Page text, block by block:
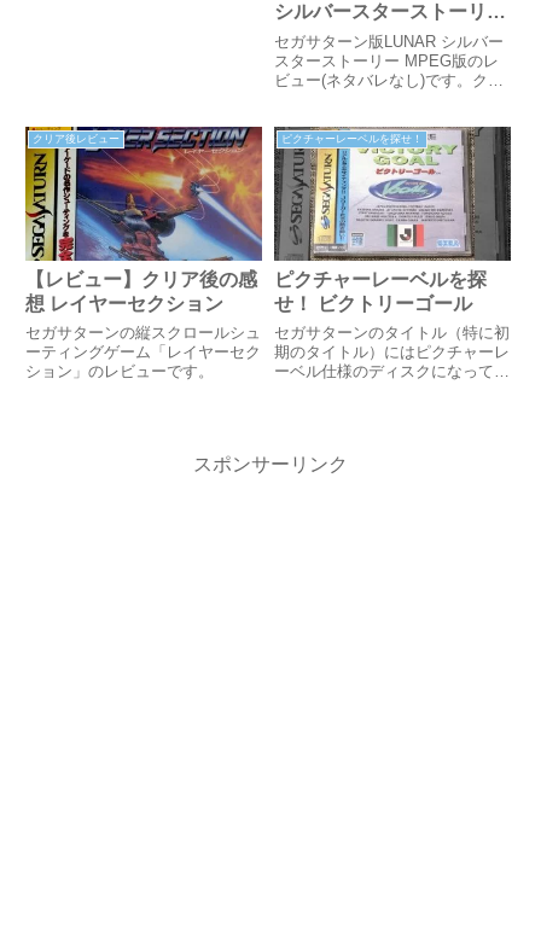
シルバースターストーリー
MPEG版
セガサターン版LUNAR シルバー
スターストーリー MPEG版のレ
ビュー(ネタバレなし)です。クリ
ています。
クリア後レビュー
【レビュー】クリア後の感
想 レイヤーセクション
セガサターンの縦スクロールシュ
ーティングゲーム「レイヤーセク
ション」のレビューです。
ピクチャーレーベルを探せ！
ピクチャーレーベルを探
せ！ ビクトリーゴール
セガサターンのタイトル（特に初
期のタイトル）にはピクチャーレ
ーベル仕様のディスクになってい
仕様になっているものを紹介し
スポンサーリンク